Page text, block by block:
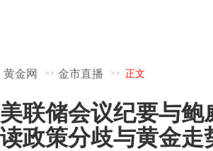
黄金网 >> 金市直播 >> 正文
美联储会议纪要与
读政策分歧与黄金走